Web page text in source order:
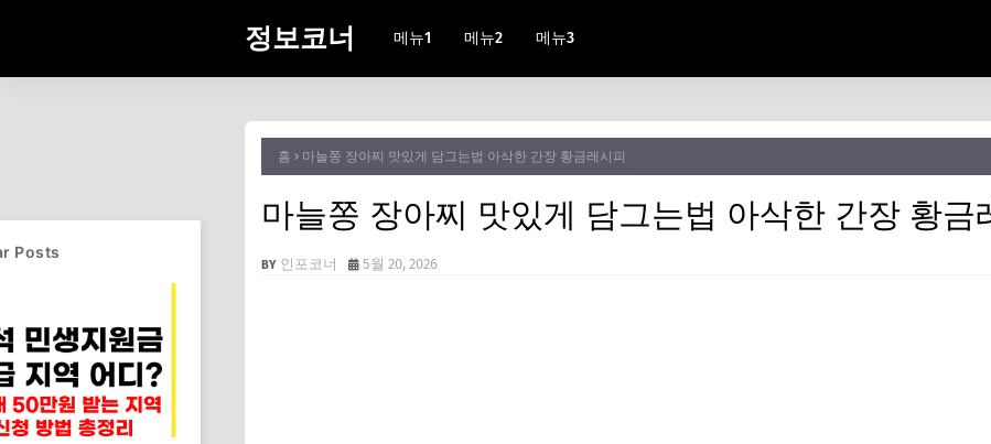
정보코너 메뉴1 메뉴2 메뉴3
홈 마늘쫑 장아찌 맛있게 담그는법 아삭한 간장 황금레시피
마늘쫑 장아찌 맛있게 담그는법 아삭한 간장 황금
인포코너 5월 20, 2026
Posts